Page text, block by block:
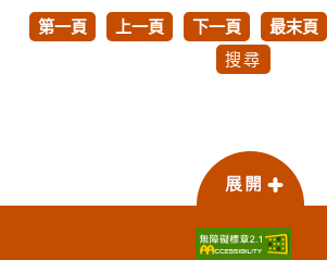
第一頁 上一頁 下一頁 最末頁